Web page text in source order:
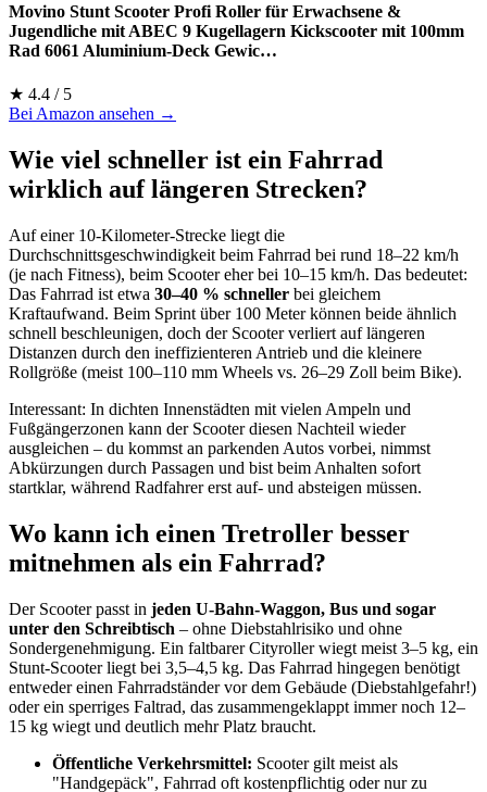
Movino Stunt Scooter Profi Roller für Erwachsene &
Jugendliche mit ABEC 9 Kugellagern Kickscooter mit 100mm
Rad 6061 Aluminium-Deck Gewic…
★ 4.4 / 5
Bei Amazon ansehen →
Wie viel schneller ist ein Fahrrad
wirklich auf längeren Strecken?
Auf einer 10-Kilometer-Strecke liegt die
Durchschnittsgeschwindigkeit beim Fahrrad bei rund 18–22 km/h
(je nach Fitness), beim Scooter eher bei 10–15 km/h. Das bedeutet:
Das Fahrrad ist etwa 30–40 % schneller bei gleichem
Kraftaufwand. Beim Sprint über 100 Meter können beide ähnlich
schnell beschleunigen, doch der Scooter verliert auf längeren
Distanzen durch den ineffizienteren Antrieb und die kleinere
Rollgröße (meist 100–110 mm Wheels vs. 26–29 Zoll beim Bike).
Interessant: In dichten Innenstädten mit vielen Ampeln und
Fußgängerzonen kann der Scooter diesen Nachteil wieder
ausgleichen – du kommst an parkenden Autos vorbei, nimmst
Abkürzungen durch Passagen und bist beim Anhalten sofort
startklar, während Radfahrer erst auf- und absteigen müssen.
Wo kann ich einen Tretroller besser
mitnehmen als ein Fahrrad?
Der Scooter passt in jeden U-Bahn-Waggon, Bus und sogar
unter den Schreibtisch – ohne Diebstahlrisiko und ohne
Sondergenehmigung. Ein faltbarer Cityroller wiegt meist 3–5 kg, ein
Stunt-Scooter liegt bei 3,5–4,5 kg. Das Fahrrad hingegen benötigt
entweder einen Fahrradständer vor dem Gebäude (Diebstahlgefahr!)
oder ein sperriges Faltrad, das zusammengeklappt immer noch 12–
15 kg wiegt und deutlich mehr Platz braucht.
Öffentliche Verkehrsmittel: Scooter gilt meist als
"Handgepäck", Fahrrad oft kostenpflichtig oder nur zu